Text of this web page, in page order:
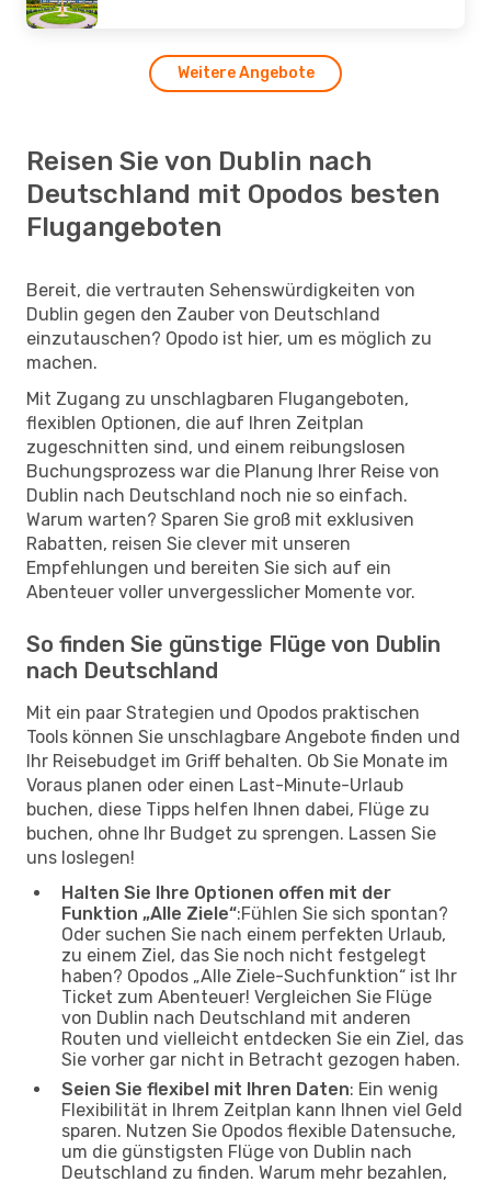
Weitere Angebote
Reisen Sie von Dublin nach
Deutschland mit Opodos besten
Flugangeboten
Bereit, die vertrauten Sehenswürdigkeiten von
Dublin gegen den Zauber von Deutschland
einzutauschen? Opodo ist hier, um es möglich zu
machen.
Mit Zugang zu unschlagbaren Flugangeboten,
flexiblen Optionen, die auf Ihren Zeitplan
zugeschnitten sind, und einem reibungslosen
Buchungsprozess war die Planung Ihrer Reise von
Dublin nach Deutschland noch nie so einfach.
Warum warten? Sparen Sie groß mit exklusiven
Rabatten, reisen Sie clever mit unseren
Empfehlungen und bereiten Sie sich auf ein
Abenteuer voller unvergesslicher Momente vor.
So finden Sie günstige Flüge von Dublin
nach Deutschland
Mit ein paar Strategien und Opodos praktischen
Tools können Sie unschlagbare Angebote finden und
Ihr Reisebudget im Griff behalten. Ob Sie Monate im
Voraus planen oder einen Last-Minute-Urlaub
buchen, diese Tipps helfen Ihnen dabei, Flüge zu
buchen, ohne Ihr Budget zu sprengen. Lassen Sie
uns loslegen!
Halten Sie Ihre Optionen offen mit der
Funktion „Alle Ziele“:Fühlen Sie sich spontan?
Oder suchen Sie nach einem perfekten Urlaub,
zu einem Ziel, das Sie noch nicht festgelegt
haben? Opodos „Alle Ziele-Suchfunktion“ ist Ihr
Ticket zum Abenteuer! Vergleichen Sie Flüge
von Dublin nach Deutschland mit anderen
Routen und vielleicht entdecken Sie ein Ziel, das
Sie vorher gar nicht in Betracht gezogen haben.
Seien Sie flexibel mit Ihren Daten: Ein wenig
Flexibilität in Ihrem Zeitplan kann Ihnen viel Geld
sparen. Nutzen Sie Opodos flexible Datensuche,
um die günstigsten Flüge von Dublin nach
Deutschland zu finden. Warum mehr bezahlen,